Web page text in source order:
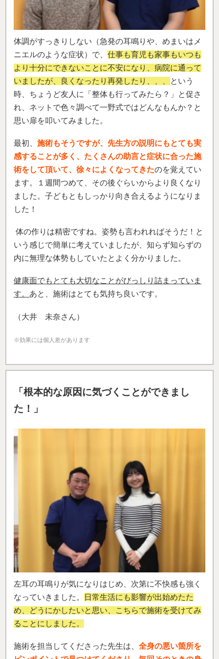
体調がすっきりしない（急発の耳鳴りや、めまいはメ
ニエルのような症状）で、 仕事も育児も家事もいつも
より十分にできないことに不安になり、病院に通って
いましたが、良くなったり再発したり、、、
という
時、ちょうど友人に「整体も行ってみたら？」と促さ
れ、ネットで色々調べて一野式ではどんなもんか？と
思い扉を叩いてみました。
最初、 施術もそうですが、先生方の説明にもとても実
感することが多く、たくさんの助言と症状に合った施
術をして頂いて、徐々によくなってきたのを覚えてい
ます。１週間つめて、その後ぐらいからより良くなり
ました。子どもともしっかり向き合えるようになりま
した！
体の作りは精密ですね。姿勢も言われればそうだ！と
いう感じで簡単に考えていましたが、知らず知らずの
内に無理な体勢もしていたとよく分かりました。
健康面でもとても大切なことがびっしり詰まっていま
す。 あと、 施術はとても気持ち良いです。
（大井 未奈さん）
※効果には個人差があります
「根本的な原因に気づくことができまし
た！」
左耳の耳鳴りが気になりはじめ、次第に不快感も強く
なっていきました。
日常生活にも影響が出始めたた
め、どうにかしたいと思い、こちらで施術を受けてみ
ることにしました。
施術を担当してくださった先生は、 全身の悪い箇所を